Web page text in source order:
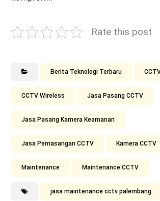
Rate this post
Berita Teknologi Terbaru
CCTV Wireless Jasa Pasang CCTV
Jasa Pasang Kamera Keamanan
Jasa Pemasangan CCTV Kamera CCTV
Maintenance Maintenance CCTV
jasa maintenance cctv palembang